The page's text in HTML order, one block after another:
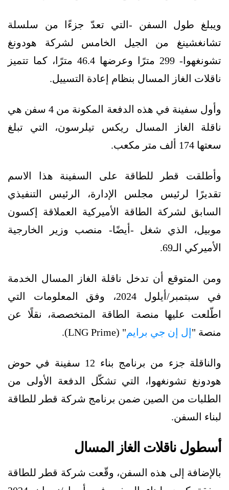
ويبلغ طول السفن -التي تعدّ جزءًا من سلسلة
تشانغشينغ من الجيل الخامس لشركة هودونغ
تشونغهوا- 299 مترًا وعرضها 46.4 مترًا، كما تتميز
ناقلات الغاز المسال بنظام إعادة التسييل.
وأول سفينة في هذه الدفعة المكونة من 4 سفن هي
ناقلة الغاز المسال ريكس تيلرسون، التي تبلغ
سعتها 174 ألف متر مكعب.
وأطلقت قطر للطاقة على السفينة هذا الاسم
تقديرًا لرئيس مجلس الإدارة، الرئيس التنفيذي
السابق لشركة الطاقة الأميركية العملاقة إكسون
موبيل، الذي شغل -أيضًا- منصب وزير الخارجية
الأميركي الـ69.
ومن المتوقع أن تدخل ناقلة الغاز المسال الخدمة
في سبتمبر/أيلول 2024، وفق المعلومات التي
اطّلعت عليها منصة الطاقة المتخصصة، نقلًا عن
منصة " إل إن جي برايم" (LNG Prime).
والناقلة جزء من برنامج بناء 12 سفينة في حوض
هودونغ تشونغهوا، التي تشكّل الدفعة الأولى من
الطلبات من الصين ضمن برنامج شركة قطر للطاقة
لبناء السفن.
أسطول ناقلات الغاز المسال
بالإضافة إلى هذه السفن، وقّعت شركة قطر للطاقة